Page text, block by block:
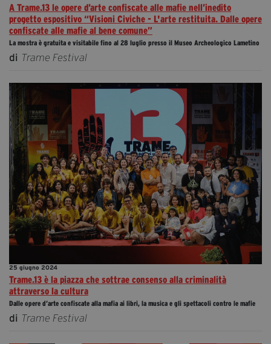
A Trame.13 le opere d’arte confiscate alle mafie nell’inedito
progetto espositivo “Visioni Civiche - L'arte restituita. Dalle opere
confiscate alle mafie al bene comune”
La mostra è gratuita e visitabile fino al 28 luglio presso il Museo Archeologico Lametino
di Trame Festival
25 giugno 2024
Trame.13 è la piazza che sottrae consenso alla criminalità
attraverso la cultura
Dalle opere d’arte confiscate alla mafia ai libri, la musica e gli spettacoli contro le mafie
di Trame Festival